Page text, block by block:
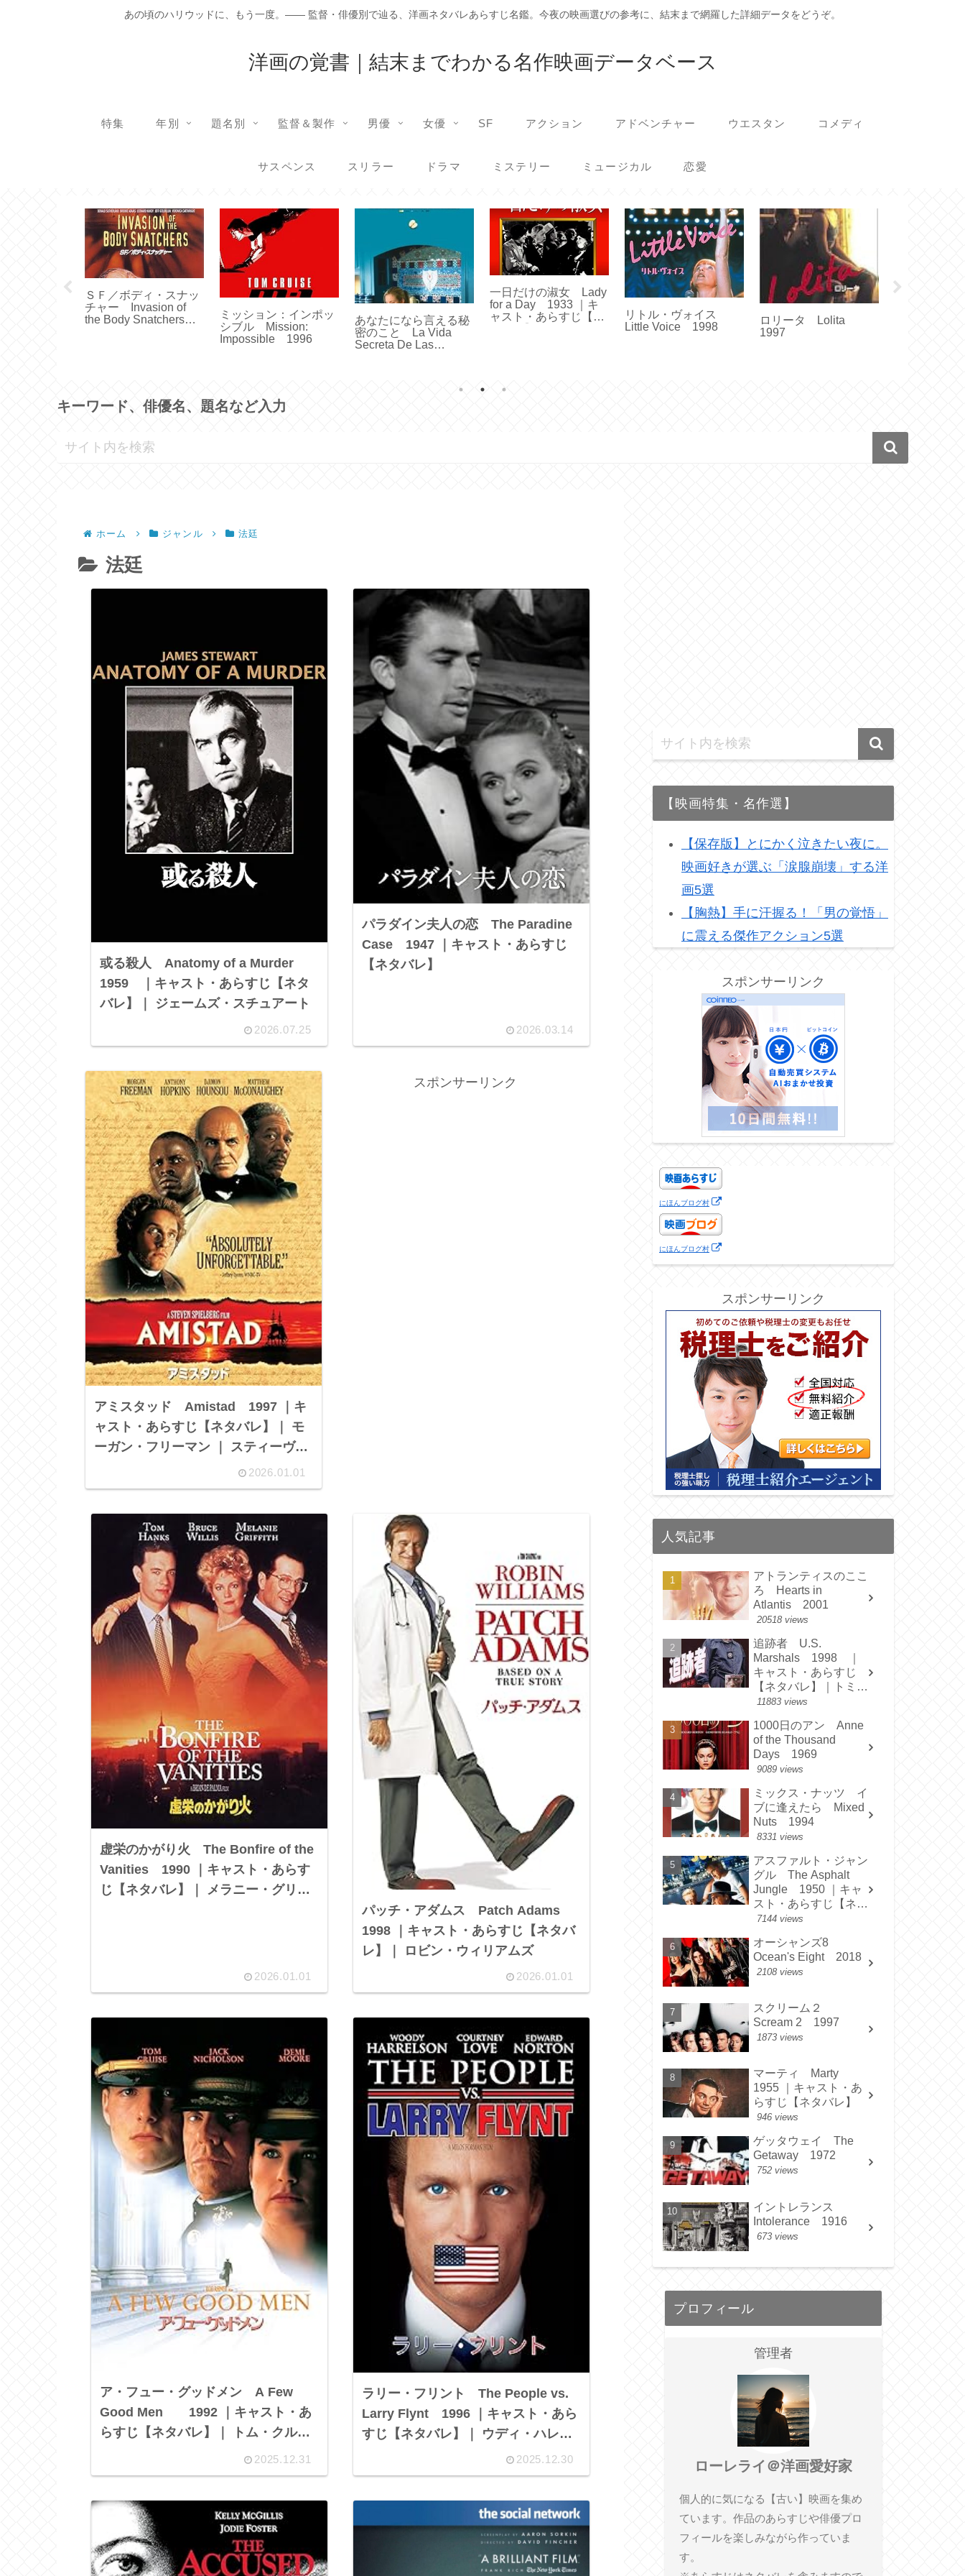
あの頃のハリウッドに、もう一度。―― 監督・俳優別で辿る、洋画ネタバレあらすじ名鑑。今夜の映画選びの参考に、結末まで網羅した詳細データをどうぞ。
洋画の覚書｜結末までわかる名作映画データベース
特集 年別 題名別 監督＆製作 男優 女優 SF アクション アドベンチャー ウエスタン コメディ
サスペンス スリラー ドラマ ミステリー ミュージカル 恋愛
ＳＦ／ボディ・スナッ
チャー Invasion of
the Body Snatchers
ミッション：インポッ
シブル Mission:
Impossible 1996
あなたになら言える秘
密のこと La Vida
Secreta De Las
一日だけの淑女 Lady
for a Day 1933 ｜キ
ャスト・あらすじ【ネ
リトル・ヴォイス
Little Voice 1998
ロリータ Lolita
1997
キーワード、俳優名、題名など入力
ホーム ジャンル 法廷
法廷
或る殺人 Anatomy of a Murder
1959 ｜キャスト・あらすじ【ネタ
バレ】｜ ジェームズ・スチュアート
2026.07.25
パラダイン夫人の恋 The Paradine
Case 1947 ｜キャスト・あらすじ
【ネタバレ】
2026.03.14
アミスタッド Amistad 1997 ｜キ
ャスト・あらすじ【ネタバレ】｜ モ
ーガン・フリーマン ｜ スティーヴ
2026.01.01
スポンサーリンク
虚栄のかがり火 The Bonfire of the
Vanities 1990 ｜キャスト・あらす
じ【ネタバレ】｜ メラニー・グリフ
2026.01.01
パッチ・アダムス Patch Adams
1998 ｜キャスト・あらすじ【ネタバ
レ】｜ ロビン・ウィリアムズ
2026.01.01
ア・フュー・グッドメン A Few
Good Men 1992 ｜キャスト・あ
らすじ【ネタバレ】｜ トム・クルー
2025.12.31
ラリー・フリント The People vs.
Larry Flynt 1996 ｜キャスト・あら
すじ【ネタバレ】｜ ウディ・ハレル
2025.12.30
【映画特集・名作選】
【保存版】とにかく泣きたい夜に。
映画好きが選ぶ「涙腺崩壊」する洋
画5選
【胸熱】手に汗握る！「男の覚悟」
に震える傑作アクション5選
スポンサーリンク
にほんブログ村
にほんブログ村
スポンサーリンク
人気記事
アトランティスのここ
ろ Hearts in
Atlantis 2001
20518 views
追跡者 U.S.
Marshals 1998 ｜
キャスト・あらすじ
【ネタバレ】｜トミ
ー・リー・ジョーンズ
11883 views
1000日のアン Anne
of the Thousand
Days 1969
9089 views
ミックス・ナッツ イ
ブに逢えたら Mixed
Nuts 1994
8331 views
アスファルト・ジャン
グル The Asphalt
Jungle 1950 ｜キャ
スト・あらすじ【ネタ
バレ】
7144 views
オーシャンズ8
Ocean's Eight 2018
2108 views
スクリーム２
Scream 2 1997
1873 views
マーティ Marty
1955 ｜キャスト・あ
らすじ【ネタバレ】
946 views
ゲッタウェイ The
Getaway 1972
752 views
イントレランス
Intolerance 1916
673 views
プロフィール
管理者
ローレライ＠洋画愛好家
個人的に気になる【古い】映画を集め
ています。作品のあらすじや俳優プロ
フィールを楽しみながら作っていま
す。